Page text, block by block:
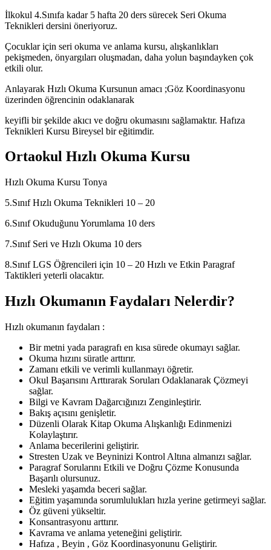
İlkokul 4.Sınıfa kadar 5 hafta 20 ders sürecek Seri Okuma
Teknikleri dersini öneriyoruz.
Çocuklar için seri okuma ve anlama kursu, alışkanlıkları
pekişmeden, önyargıları oluşmadan, daha yolun başındayken çok
etkili olur.
Anlayarak Hızlı Okuma Kursunun amacı ;Göz Koordinasyonu
üzerinden öğrencinin odaklanarak
keyifli bir şekilde akıcı ve doğru okumasını sağlamaktır. Hafıza
Teknikleri Kursu Bireysel bir eğitimdir.
Ortaokul Hızlı Okuma Kursu
Hızlı Okuma Kursu Tonya
5.Sınıf Hızlı Okuma Teknikleri 10 – 20
6.Sınıf Okuduğunu Yorumlama 10 ders
7.Sınıf Seri ve Hızlı Okuma 10 ders
8.Sınıf LGS Öğrencileri için 10 – 20 Hızlı ve Etkin Paragraf
Taktikleri yeterli olacaktır.
Hızlı Okumanın Faydaları Nelerdir?
Hızlı okumanın faydaları :
Bir metni yada paragrafı en kısa sürede okumayı sağlar.
Okuma hızını süratle arttırır.
Zamanı etkili ve verimli kullanmayı öğretir.
Okul Başarısını Arttırarak Soruları Odaklanarak Çözmeyi
sağlar.
Bilgi ve Kavram Dağarcığınızı Zenginleştirir.
Bakış açısını genişletir.
Düzenli Olarak Kitap Okuma Alışkanlığı Edinmenizi
Kolaylaştırır.
Anlama becerilerini geliştirir.
Stresten Uzak ve Beyninizi Kontrol Altına almanızı sağlar.
Paragraf Sorularını Etkili ve Doğru Çözme Konusunda
Başarılı olursunuz.
Mesleki yaşamda beceri sağlar.
Eğitim yaşamında sorumlulukları hızla yerine getirmeyi sağlar.
Öz güveni yükseltir.
Konsantrasyonu arttırır.
Kavrama ve anlama yeteneğini geliştirir.
Hafıza , Beyin , Göz Koordinasyonunu Geliştirir.